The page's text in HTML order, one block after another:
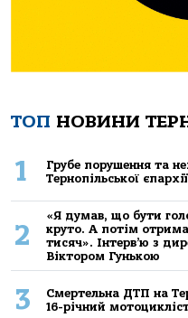
ТОП НОВИНИ
1
Грубе порушення та
Тернопільської
2
«Я думав, що бути
круто. А потім
тисяч». Інтерв’ю з
Віктором Гунькою
3
Смертельнa ДТП нa
16-річний